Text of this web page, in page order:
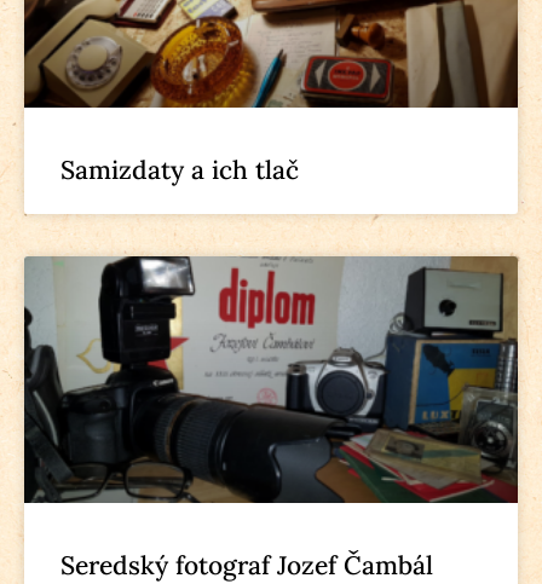
Samizdaty a ich tlač
Seredský fotograf Jozef Čambál